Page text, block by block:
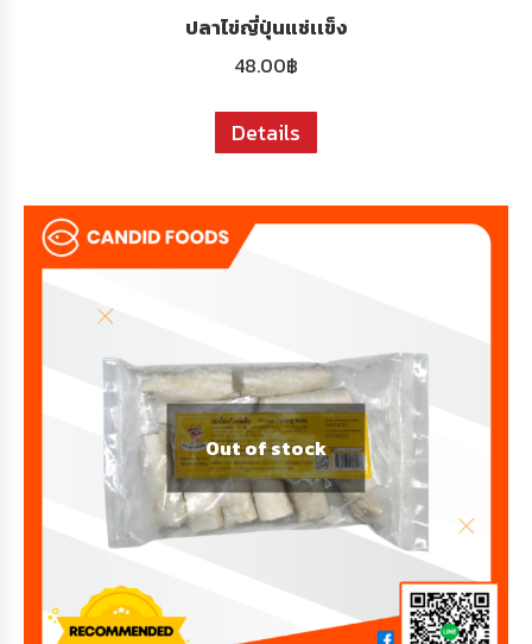
ปลาไข่ญี่ปุ่นแช่เเข็ง
48.00฿
Details
Out of stock